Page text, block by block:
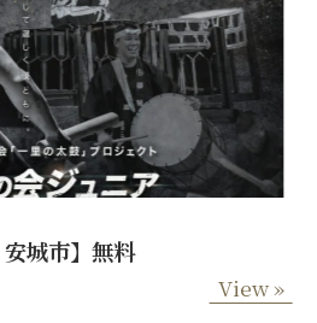
安城市】無料
View »